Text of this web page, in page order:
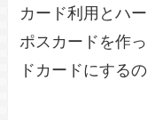
カード利用とハ
ポスカードを作
ドカードにする